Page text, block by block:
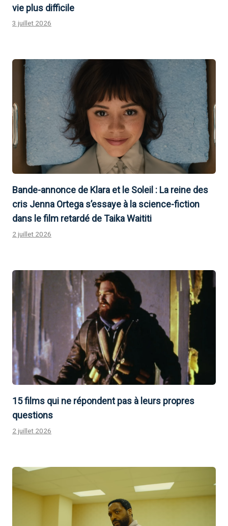
vie plus difficile
3 juillet 2026
Bande-annonce de Klara et le Soleil : La reine des
cris Jenna Ortega s’essaye à la science-fiction
dans le film retardé de Taika Waititi
2 juillet 2026
15 films qui ne répondent pas à leurs propres
questions
2 juillet 2026